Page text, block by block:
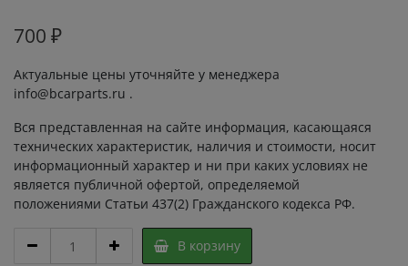
700 ₽
Актуальные цены уточняйте у менеджера
info@bcarparts.ru .
Вся представленная на сайте информация, касающаяся
технических характеристик, наличия и стоимости, носит
информационный характер и ни при каких условиях не
является публичной офертой, определяемой
положениями Статьи 437(2) Гражданского кодекса РФ.
КОРОННАЯ
В корзину